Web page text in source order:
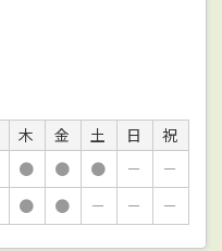
木 金 土 日
祝
● ● ● －
－
● ● － － －